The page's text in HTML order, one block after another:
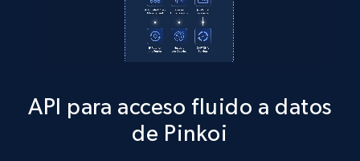
Zillow properties listing information
IsListingClaimedByCurrentSignedInUser,
IsCurrentSignedInAgentResponsible, Bedrooms,
API para acceso fluido a datos
de Pinkoi